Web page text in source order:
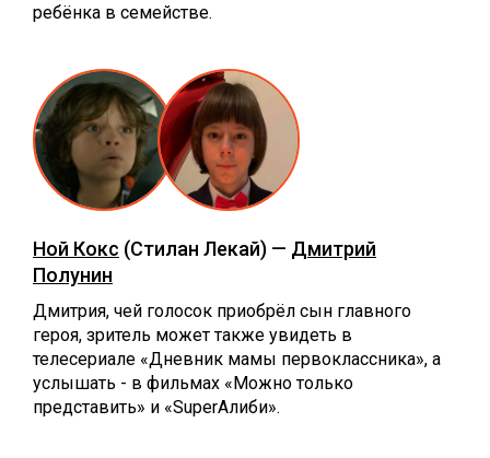
ребёнка в семействе.
Ной Кокс (Стилан Лекай) — Дмитрий
Полунин
Дмитрия, чей голосок приобрёл сын главного
героя, зритель может также увидеть в
телесериале «Дневник мамы первоклассника», а
услышать - в фильмах «Можно только
представить» и «SuperАлиби».